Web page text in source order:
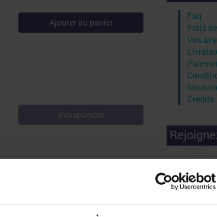
Ajouter au panier
Indisponible
Faq
Frais
Vos
Nous
Crédits